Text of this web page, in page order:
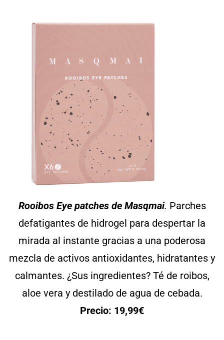
Rooibos Eye patches de Masqmai. Parches
defatigantes de hidrogel para despertar la
mirada al instante gracias a una poderosa
mezcla de activos antioxidantes, hidratantes y
calmantes. ¿Sus ingredientes? Té de roibos,
aloe vera y destilado de agua de cebada.
Precio: 19,99€